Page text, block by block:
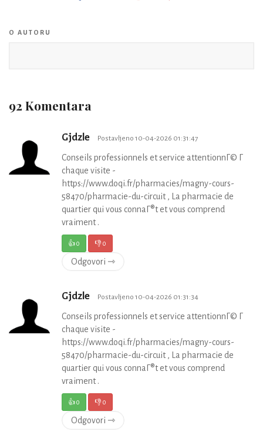
O AUTORU
92 Komentara
Gjdzle Postavljeno 10-04-2026 01:31:47
Conseils professionnels et service attentionnГ© Г
chaque visite -
https://www.doqi.fr/pharmacies/magny-cours-
58470/pharmacie-du-circuit , La pharmacie de
quartier qui vous connaГ®t et vous comprend
vraiment .
👍0 👎0
Odgovori ⇾
Gjdzle Postavljeno 10-04-2026 01:31:34
Conseils professionnels et service attentionnГ© Г
chaque visite -
https://www.doqi.fr/pharmacies/magny-cours-
58470/pharmacie-du-circuit , La pharmacie de
quartier qui vous connaГ®t et vous comprend
vraiment .
👍0 👎0
Odgovori ⇾